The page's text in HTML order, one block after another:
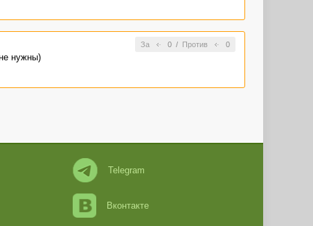
За 0/ Против 0
нужны)
Telegram
Вконтакте